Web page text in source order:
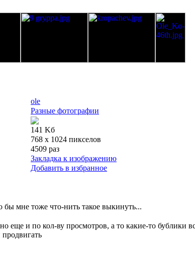
ole
Разные фотографии
141 Kб
768 x 1024 пикселов
4509 раз
Закладка к изображению
Добавить в избранное
бы мне тоже что-нить такое выкинуть...
еще и по кол-ву просмотров, а то какие-то бублики